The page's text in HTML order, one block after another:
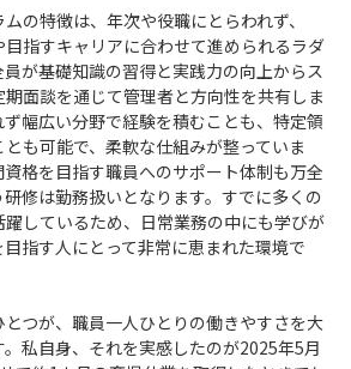
の特徴は、年次や役職にとらわれず、
指すキャリアに合わせて進められるラダ
が基礎知識の習得と実践力の向上からス
面談を通じて管理者と方向性を共有しま
幅広い分野で経験を積むことも、特定領
も可能で、柔軟な仕組みが整っていま
格を目指す職員へのサポート体制も万全
修は勤務扱いとなります。すでに多くの
しているため、日常業務の中にも学びが
指す人にとって非常に恵まれた環境で
つが、職員一人ひとりの働きやすさを大
私自身、それを実感したのが2025年5月